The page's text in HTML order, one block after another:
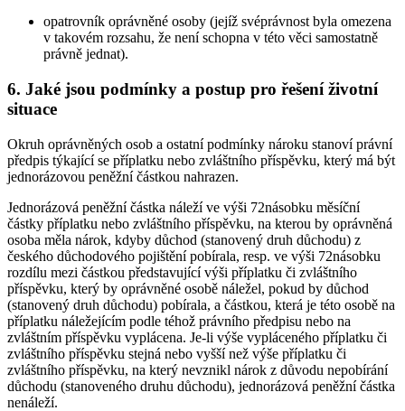
opatrovník oprávněné osoby (jejíž svéprávnost byla omezena
v takovém rozsahu, že není schopna v této věci samostatně
právně jednat).
6. Jaké jsou podmínky a postup pro řešení životní
situace
Okruh oprávněných osob a ostatní podmínky nároku stanoví právní
předpis týkající se příplatku nebo zvláštního příspěvku, který má být
jednorázovou peněžní částkou nahrazen.
Jednorázová peněžní částka náleží ve výši 72násobku měsíční
částky příplatku nebo zvláštního příspěvku, na kterou by oprávněná
osoba měla nárok, kdyby důchod (stanovený druh důchodu) z
českého důchodového pojištění pobírala, resp. ve výši 72násobku
rozdílu mezi částkou představující výši příplatku či zvláštního
příspěvku, který by oprávněné osobě náležel, pokud by důchod
(stanovený druh důchodu) pobírala, a částkou, která je této osobě na
příplatku náležejícím podle téhož právního předpisu nebo na
zvláštním příspěvku vyplácena. Je-li výše vypláceného příplatku či
zvláštního příspěvku stejná nebo vyšší než výše příplatku či
zvláštního příspěvku, na který nevznikl nárok z důvodu nepobírání
důchodu (stanoveného druhu důchodu), jednorázová peněžní částka
nenáleží.